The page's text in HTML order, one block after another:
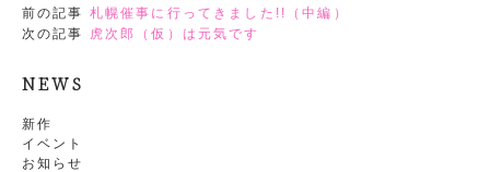
NEWS
新作
イベント
お知らせ
前の記事 札幌催事に行ってきました!!（中編）
次の記事 虎次郎（仮）は元気です